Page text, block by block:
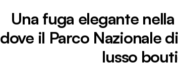
Una fuga elegante
dove il Parco Nazionale
lusso